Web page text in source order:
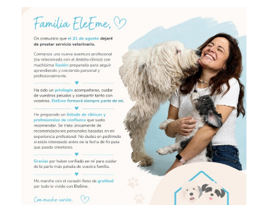
Trámites y Certificados para Viajar con Perros y Gatos
Vacunación y Desparasitación
Consulta Veterinaria
Análisis Clínicos Veterinarios a Domicilio
Servicio de Ecografías y Ecocardiografías para perros y
Identificación y Documentación para Perros y Gatos
Radiografías, Cirugías, Endoscopias y Limpiezas Dentales
Certificados Oficiales de Salud y Certificados PPP
Eutanasia Humanitaria para Animales a Domicilio